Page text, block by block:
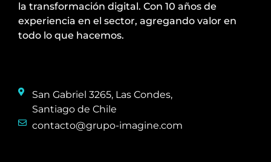
la transformación digital. Con 10 años de
experiencia en el sector, agregando valor en
todo lo que hacemos.
San Gabriel 3265, Las Condes,
Santiago de Chile
contacto@grupo-imagine.com